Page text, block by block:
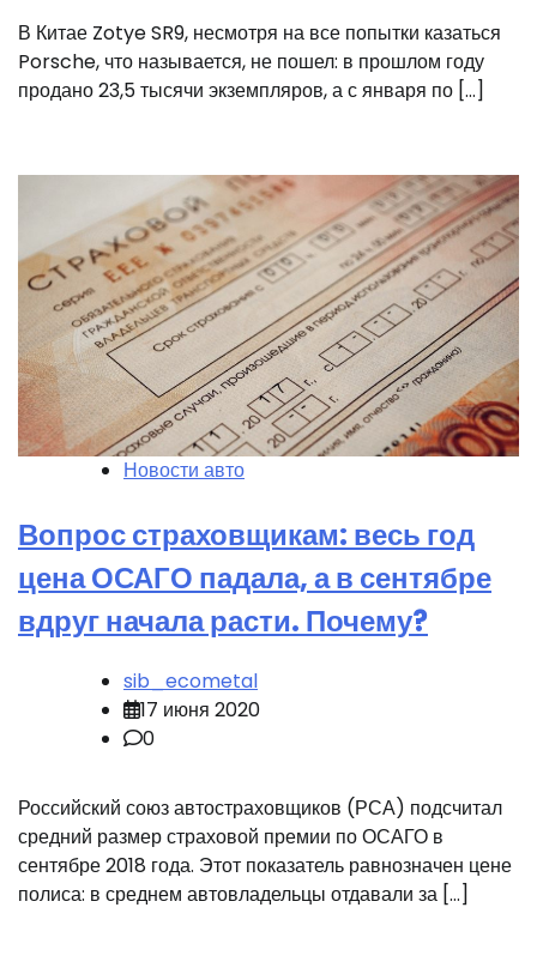
В Китае Zotye SR9, несмотря на все попытки казаться
Porsche, что называется, не пошел: в прошлом году
продано 23,5 тысячи экземпляров, а с января по […]
Новости авто
Вопрос страховщикам: весь год
цена ОСАГО падала, а в сентябре
вдруг начала расти. Почему?
sib_ecometal
17 июня 2020
0
Российский союз автостраховщиков (РСА) подсчитал
средний размер страховой премии по ОСАГО в
сентябре 2018 года. Этот показатель равнозначен цене
полиса: в среднем автовладельцы отдавали за […]